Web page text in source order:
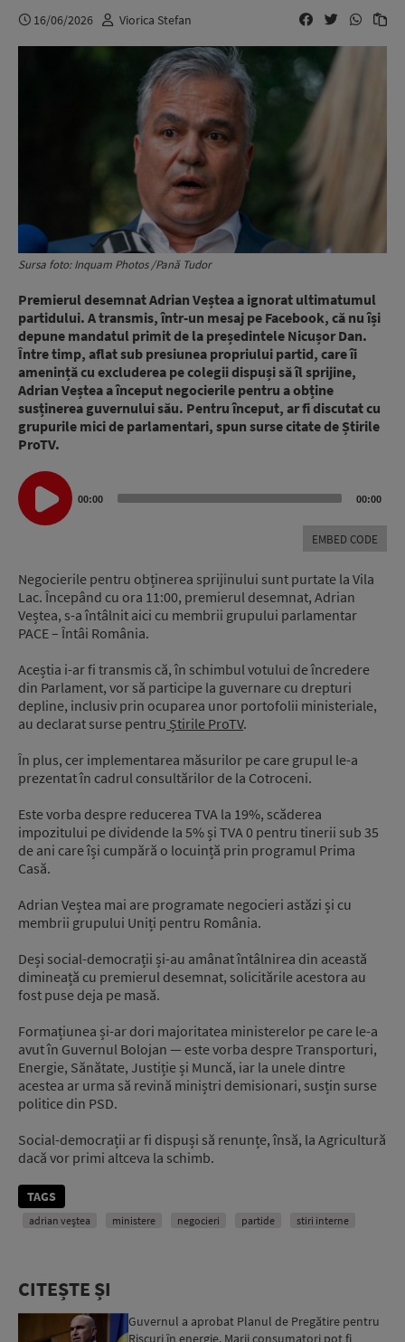
16/06/2026 Viorica Stefan
Sursa foto: Inquam Photos /Pană Tudor
Premierul desemnat Adrian Veștea a ignorat ultimatumul
partidului. A transmis, într-un mesaj pe Facebook, că nu își
depune mandatul primit de la președintele Nicușor Dan.
Între timp, aflat sub presiunea propriului partid, care îi
amenință cu excluderea pe colegii dispuși să îl sprijine,
Adrian Veștea a început negocierile pentru a obține
susținerea guvernului său. Pentru început, ar fi discutat cu
grupurile mici de parlamentari, spun surse citate de Știrile
ProTV.
Audio
Player
00:00 00:00
EMBED CODE
Negocierile pentru obținerea sprijinului sunt purtate la Vila
Lac. Începând cu ora 11:00, premierul desemnat, Adrian
Veștea, s-a întâlnit aici cu membrii grupului parlamentar
PACE – Întâi România.
Aceștia i-ar fi transmis că, în schimbul votului de încredere
din Parlament, vor să participe la guvernare cu drepturi
depline, inclusiv prin ocuparea unor portofolii ministeriale,
au declarat surse pentru Știrile ProTV.
În plus, cer implementarea măsurilor pe care grupul le-a
prezentat în cadrul consultărilor de la Cotroceni.
Este vorba despre reducerea TVA la 19%, scăderea
impozitului pe dividende la 5% și TVA 0 pentru tinerii sub 35
de ani care își cumpără o locuință prin programul Prima
Casă.
Adrian Veștea mai are programate negocieri astăzi și cu
membrii grupului Uniți pentru România.
Deși social-democrații și-au amânat întâlnirea din această
dimineață cu premierul desemnat, solicitările acestora au
fost puse deja pe masă.
Formațiunea și-ar dori majoritatea ministerelor pe care le-a
avut în Guvernul Bolojan — este vorba despre Transporturi,
Energie, Sănătate, Justiție și Muncă, iar la unele dintre
acestea ar urma să revină miniștri demisionari, susțin surse
politice din PSD.
Social-democrații ar fi dispuși să renunțe, însă, la Agricultură
dacă vor primi altceva la schimb.
TAGS
adrian veștea ministere negocieri partide stiri interne
CITEȘTE ȘI
Guvernul a aprobat Planul de Pregătire pentru
Riscuri în energie. Marii consumatori pot fi